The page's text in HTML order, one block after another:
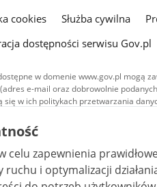
gov.pl
cookies Służba cywilna
dostępności serwisu Gov.pl
w domenie www.gov.pl mogą
e-mail oraz dobrowolnie
się w ich politykach przetwarzania
Treści tekstowe publikowane w
udostępniane na licencji typu
warunkach 4.0 (CC BY-SA 4.0).
są udostępniane na licencji typu
bez utworów zależnych 4.0 (CC
celu zapewnienia
i optymalizacji działania strony.